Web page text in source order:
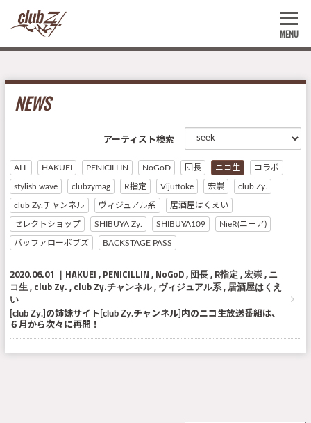
MENU
NEWS
アーティスト検索
ALL HAKUEI PENICILLIN NoGoD 団長 ニコ生 コラボ
stylish wave clubzymag R指定 Vijuttoke 宏崇 club Zy.
club Zy.チャンネル ヴィジュアル系 居酒屋はくえい
セレクトショップ SHIBUYA Zy. SHIBUYA109 NieR(ニーア)
バッファローボブズ BACKSTAGE PASS
2020.06.01 HAKUEI PENICILLIN NoGoD 団長 R指定 宏崇 ニ
コ生 club Zy. club Zy.チャンネル ヴィジュアル系 居酒屋はくえ
い
[club Zy.]の姉妹サイト[club Zy.チャンネル]内のニコ生放送番組は、
６月から次々に再開！